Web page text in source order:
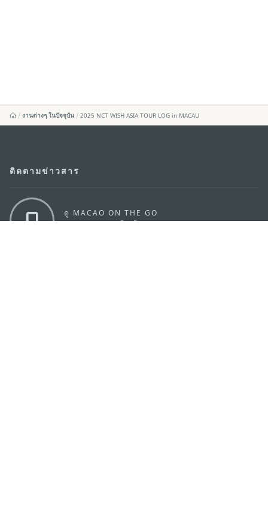
งานต่างๆ ในปัจจุบัน 2025 NCT WISH ASIA TOUR LOG in MACAU
ติดตามข่าวสาร
ดู MACAO ON THE GO